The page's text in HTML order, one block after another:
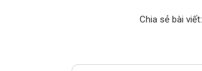
Chia sẻ bài viết: